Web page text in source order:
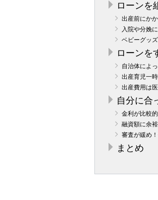
ローンを
出産前にか
入院や分娩
ベビーグッ
ローンを
自治体によ
出産育児一
出産費用は
自分に合
金利が比較
融資額に余
審査が緩め
まとめ